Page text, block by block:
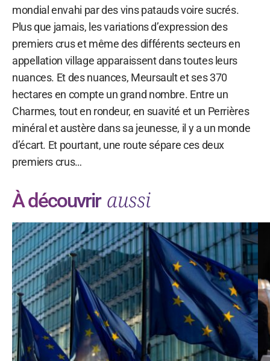
mondial envahi par des vins patauds voire sucrés.
Plus que jamais, les variations d’expression des
premiers crus et même des différents secteurs en
appellation village apparaissent dans toutes leurs
nuances. Et des nuances, Meursault et ses 370
hectares en compte un grand nombre. Entre un
Charmes, tout en rondeur, en suavité et un Perrières
minéral et austère dans sa jeunesse, il y a un monde
d’écart. Et pourtant, une route sépare ces deux
premiers crus…
À découvrir aussi